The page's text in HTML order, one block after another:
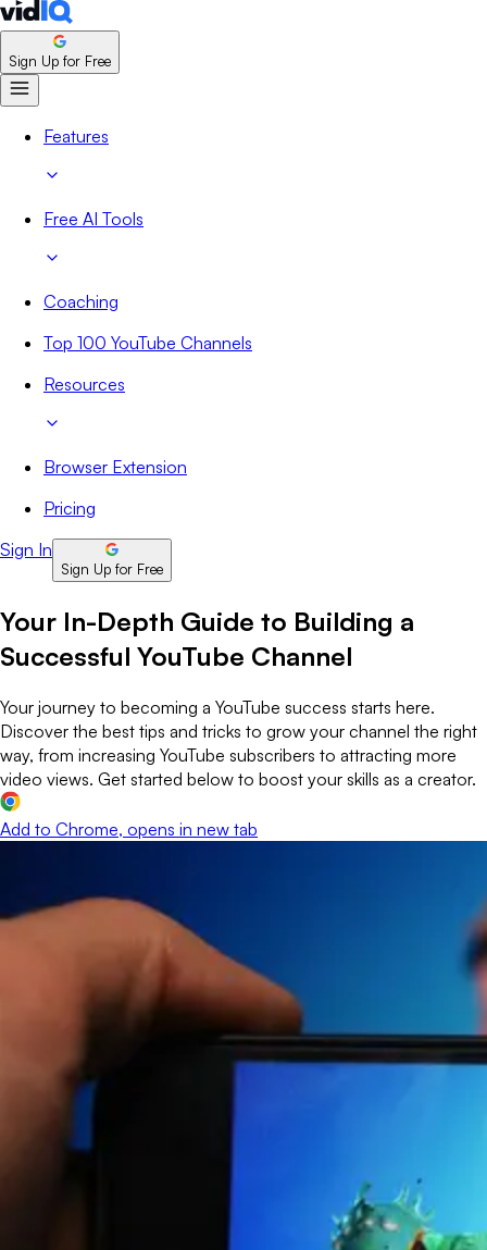
Sign Up for Free
Features
Free AI Tools
Coaching
Top 100 YouTube Channels
Resources
Browser Extension
Pricing
Sign In
Sign Up for Free
Your In-Depth Guide to Building a
Successful YouTube Channel
Your journey to becoming a YouTube success starts here.
Discover the best tips and tricks to grow your channel the right
way, from increasing YouTube subscribers to attracting more
video views. Get started below to boost your skills as a creator.
Add to Chrome, opens in new tab